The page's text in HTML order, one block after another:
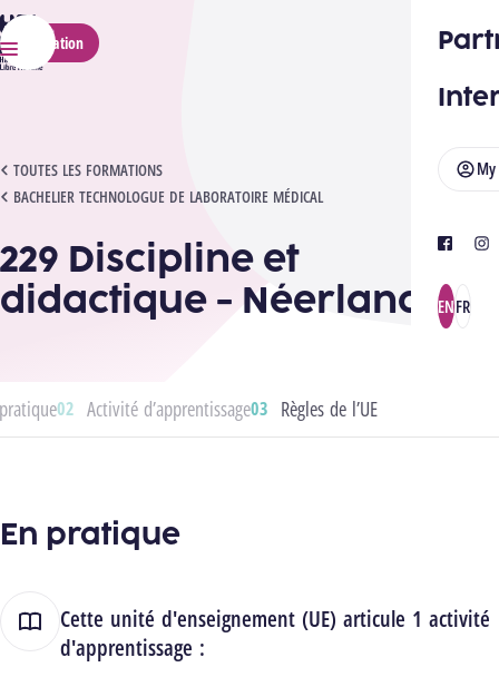
HELMo
Menu
My
facebook
ENFR
Application
TOUTES LES FORMATIONS
BACHELIER TECHNOLOGUE DE LABORATOIRE MÉDICAL
229 DISCIPLINE ET DIDACTIQUE - NÉERLANDAIS
229 Discipline et
didactique - Néerlandais
Activité d’apprentissage Règles de l’UE
En pratique
Cette unité d'enseignement (UE) articule 1 activité
d'apprentissage :